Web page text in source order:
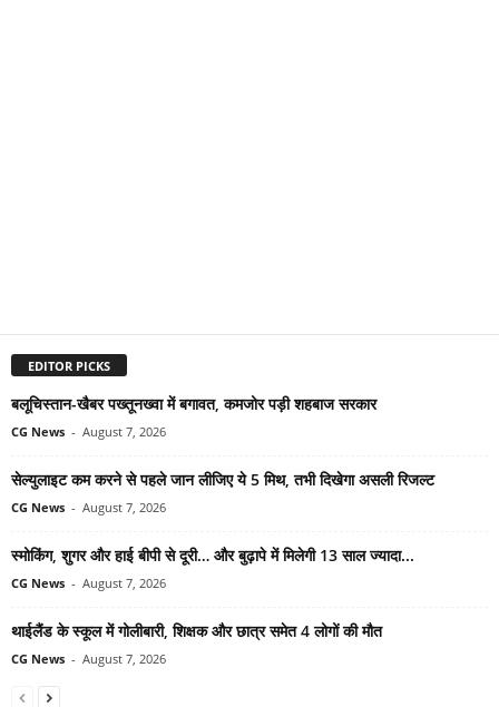
EDITOR PICKS
बलूचिस्तान-खैबर पख्तूनख्वा में बगावत, कमजोर पड़ी शहबाज सरकार
CG News - August 7, 2026
सेल्युलाइट कम करने से पहले जान लीजिए ये 5 मिथ, तभी दिखेगा असली रिजल्ट
CG News - August 7, 2026
स्मोकिंग, शुगर और हाई बीपी से दूरी… और बुढ़ापे में मिलेगी 13 साल ज्यादा...
CG News - August 7, 2026
थाईलैंड के स्कूल में गोलीबारी, शिक्षक और छात्र समेत 4 लोगों की मौत
CG News - August 7, 2026